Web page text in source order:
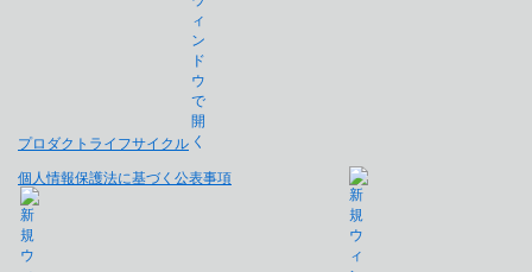
プロダクトライフサイクル
個人情報保護法に基づく公表事項